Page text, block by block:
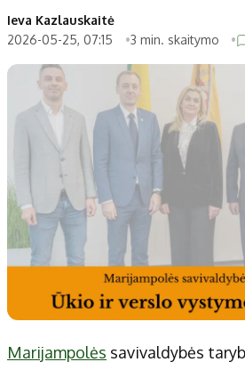
Patarimai
Dirbtinis intelektas
Gineso rekordai
Didžiosios savivaldybės
Vilniaus miesto
Kauno miesto
Klaipėdos miesto
Panevėžio miesto
Šiaulių miesto
Alytaus miesto
Marijampolės
Ieva Kazlauskaitė
2026-05-25, 07:15
3 min. skaitymo
Marijampolės savivaldybės